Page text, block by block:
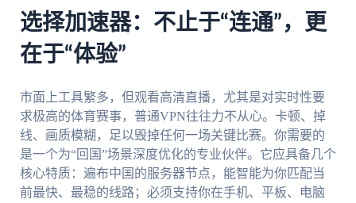
选择加速器：不止于“连通”，更
在于“体验”
市面上工具繁多，但观看高清直播，尤其是对实时性要
求极高的体育赛事，普通VPN往往力不从心。卡顿、掉
线、画质模糊，足以毁掉任何一场关键比赛。你需要的
是一个为“回国”场景深度优化的专业伙伴。它应具备几个
核心特质：遍布中国的服务器节点，能智能为你匹配当
前最快、最稳的线路；必须支持你在手机、平板、电脑